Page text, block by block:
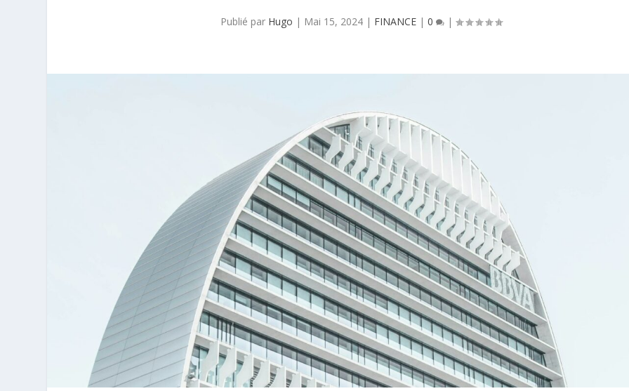
Publié par Hugo | Mai 15, 2024 | FINANCE |0 |